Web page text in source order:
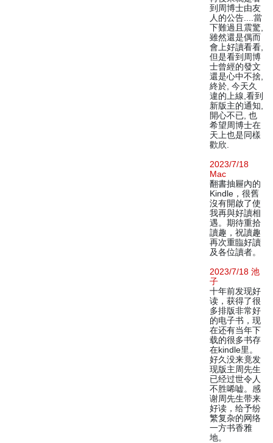
到周博士由友
人的公告....當
下難過且震驚,
雖然還是偶而
會上好讀看看,
但是看到周博
士曾經的發文
還是心中不捨,
終於, 今天久
違的上線,看到
新版主的通知,
開心不已, 也
希望周博士在
天上也是同樣
歡欣.
2023/7/18
Mac
翻書抽屜內的
Kindle，很舊
沒有開啟了使
我再與好讀相
遇。期待重拾
讀趣，祝讀趣
再次重臨好讀
及各位讀者。
2023/7/18 池
子
十年前发现好
读，获得了很
多排版非常好
的电子书，现
在还有当年下
载的很多书存
在kindle里。
好久没来竟发
现版主周先生
已经过世令人
不胜唏嘘。感
谢周先生带来
好读，给予纷
繁复杂的网络
一方书香雅
地。